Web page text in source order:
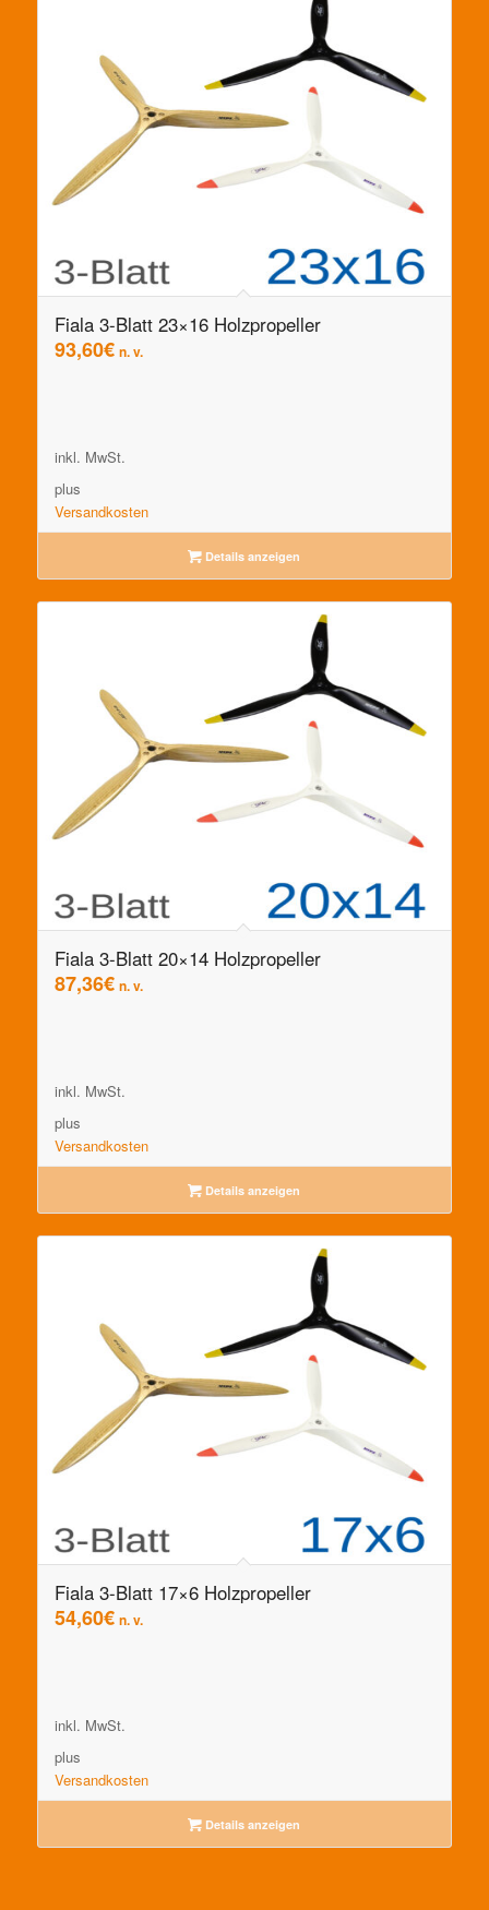
Fiala 3-Blatt 23×16 Holzpropeller
93,60€ n. v.
inkl. MwSt.
plus
Versandkosten
Details anzeigen
Fiala 3-Blatt 20×14 Holzpropeller
87,36€ n. v.
inkl. MwSt.
plus
Versandkosten
Details anzeigen
Fiala 3-Blatt 17×6 Holzpropeller
54,60€ n. v.
inkl. MwSt.
plus
Versandkosten
Details anzeigen